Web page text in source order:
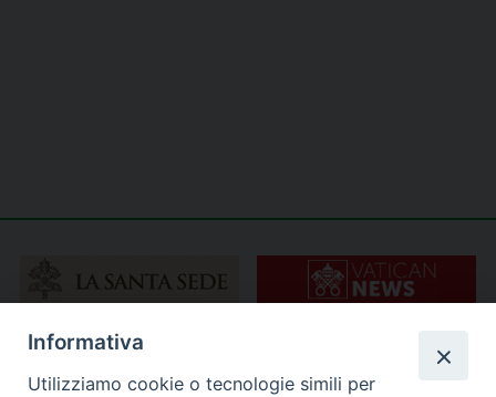
Informativa
Utilizziamo cookie o tecnologie simili per